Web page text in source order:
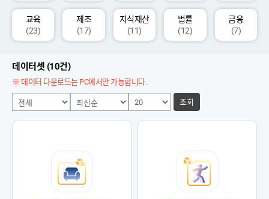
교육
(23)
제조
(17)
지식재산
(11)
법률
(12)
금융
(7)
데이터셋 (10건)
※ 데이터 다운로드는 PC에서만 가능합니다.
조회